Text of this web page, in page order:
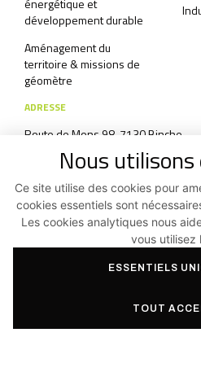
énergétique et
développement durable
Aménagement du
territoire & missions de
géomètre
ADRESSE
Route de Mons 98, 7130 Binche
+32 64/33 83 07
info@aas3.be
Formulaire de contact
Conditions générales et Politique de
Nous utilisons
Ce site utilise des cookies pour
cookies essentiels sont
Les cookies analytiques nous
vous utilisez
ESSENTIELS
TOUT